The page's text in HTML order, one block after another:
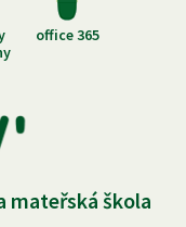
office 365
mateřská škola